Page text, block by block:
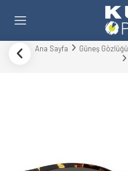
Ana Sayfa Güneş Gözlüğü